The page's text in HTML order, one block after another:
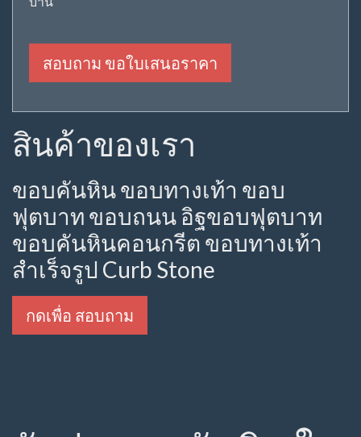
สอบถาม ขอใบเสนอราคา
สินค้าของเรา
ขอบคันหิน ขอบทางเท้า ขอบ
ฟุตบาท ขอบถนน อิฐขอบฟุตบาท
ขอบคันหินคอนกรีต ขอบทางเท้า
สำเร็จรูป Curb Stone
กดเพื่อ สอบถาม